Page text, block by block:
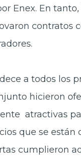
Enex. En
contratos
a todos los
hicieron
atractivas
que se están
cumplieron